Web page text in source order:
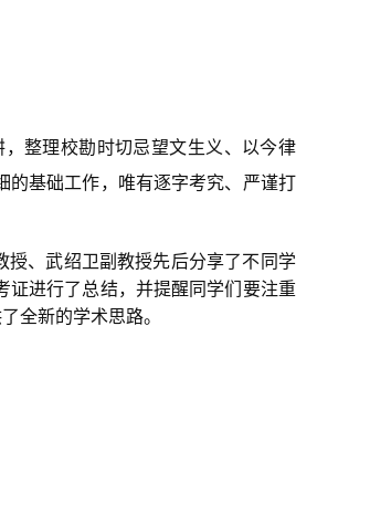
整理校勘时切忌望文生义、以今律
的基础工作，唯有逐字考究、严谨打
授、武绍卫副教授先后分享了不同学
证进行了总结，并提醒同学们要注重
全新的学术思路。